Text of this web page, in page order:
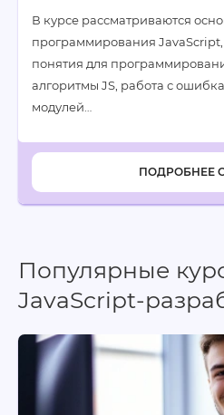
В курсе рассматриваются
программирования
понятия для
алгоритмы JS, работа с
модулей…
ПОДРОБНЕЕ
Популярные
JavaScript-